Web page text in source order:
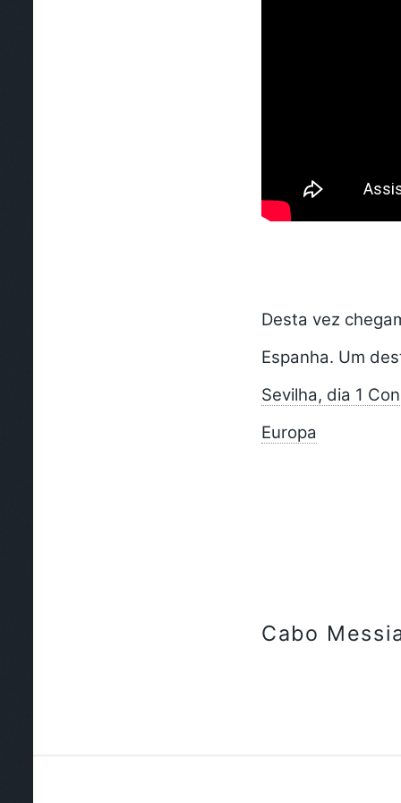
Desta vez
Espanha. Um
Sevilha, dia 1
Europa
Cabo